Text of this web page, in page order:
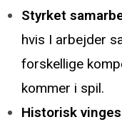
Styrket
hvis I arbejder
forskellige
kommer i spil.
Historisk